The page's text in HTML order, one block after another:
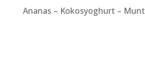
Ananas – Kokosyoghurt – Munt